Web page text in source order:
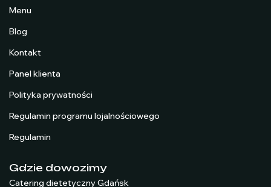
Menu
Blog
Kontakt
Panel klienta
Polityka prywatności
Regulamin programu lojalnościowego
Regulamin
Gdzie dowozimy
Catering dietetyczny Gdańsk